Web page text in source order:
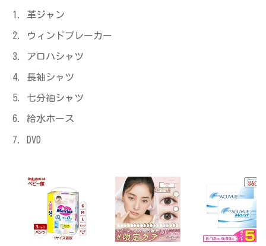
革ジャン
ウィンドブレーカー
アロハシャツ
長袖シャツ
七分袖シャツ
給水ホース
DVD